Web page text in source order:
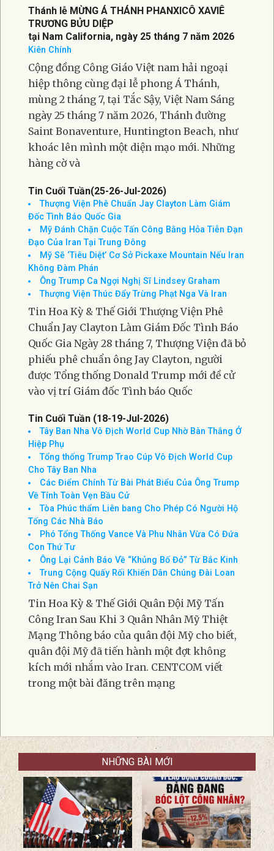
Thánh lễ MỪNG Á THÁNH PHANXICÔ XAVIÊ
TRƯƠNG BỬU DIỆP
tại Nam California, ngày 25 tháng 7 năm 2026
Kiên Chính
Cộng đồng Công Giáo Việt nam hải ngoại
hiệp thông cùng đại lễ phong Á Thánh,
mùng 2 tháng 7, tại Tắc Sậy, Việt Nam Sáng
ngày 25 tháng 7 năm 2026, Thánh đường
Saint Bonaventure, Huntington Beach, như
khoác lên mình một diện mạo mới. Những
hàng cờ và
Tin Cuối Tuần(25-26-Jul-2026)
Thượng Viện Phê Chuẩn Jay Clayton Làm Giám
Đốc Tình Báo Quốc Gia
Mỹ Đánh Chặn Cuộc Tấn Công Bằng Hỏa Tiễn Đạn
Đạo Của Iran Tại Trung Đông
Mỹ Sẽ ‘Tiêu Diệt’ Cơ Sở Pickaxe Mountain Nếu Iran
Không Đàm Phán
Ông Trump Ca Ngợi Nghị Sĩ Lindsey Graham
Thượng Viện Thúc Đẩy Trừng Phạt Nga Và Iran
Tin Hoa Kỳ & Thế Giới Thượng Viện Phê
Chuẩn Jay Clayton Làm Giám Đốc Tình Báo
Quốc Gia Ngày 28 tháng 7, Thượng Viện đã bỏ
phiếu phê chuẩn ông Jay Clayton, người
được Tổng thống Donald Trump mới đề cử
vào vị trí Giám đốc Tình báo Quốc
Tin Cuối Tuần (18-19-Jul-2026)
Tây Ban Nha Vô Địch World Cup Nhờ Bàn Thắng Ở
Hiệp Phụ
Tổng thống Trump Trao Cúp Vô Địch World Cup
Cho Tây Ban Nha
Các Điểm Chính Từ Bài Phát Biểu Của Ông Trump
Về Tính Toàn Vẹn Bầu Cử
Tòa Phúc thẩm Liên bang Cho Phép Có Người Hộ
Tống Các Nhà Báo
Phó Tổng Thống Vance Và Phu Nhân Vừa Có Đứa
Con Thứ Tư
Ông Lại Cảnh Báo Về “Khủng Bố Đỏ” Từ Bắc Kinh
Trung Cộng Quấy Rối Khiến Dân Chúng Đài Loan
Trở Nên Chai Sạn
Tin Hoa Kỳ & Thế Giới Quân Đội Mỹ Tấn
Công Iran Sau Khi 3 Quân Nhân Mỹ Thiệt
Mạng Thông báo của quân đội Mỹ cho biết,
quân đội Mỹ đã tiến hành một đợt không
kích mới nhắm vào Iran. CENTCOM viết
trong một bài đăng trên mạng
NHỮNG BÀI MỚI